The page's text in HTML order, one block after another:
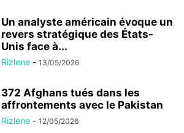
Un analyste américain évoque un
revers stratégique des États-
Unis face à...
Rizlene - 13/05/2026
372 Afghans tués dans les
affrontements avec le Pakistan
Rizlene - 12/05/2026